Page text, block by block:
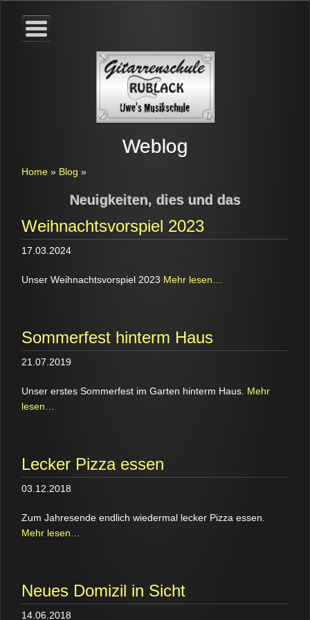
Weblog
Home » Blog »
Neuigkeiten, dies und das
Weihnachtsvorspiel 2023
17.03.2024
Unser Weihnachtsvorspiel 2023 Mehr lesen…
Sommerfest hinterm Haus
21.07.2019
Unser erstes Sommerfest im Garten hinterm Haus. Mehr
lesen…
Lecker Pizza essen
03.12.2018
Zum Jahresende endlich wiedermal lecker Pizza essen.
Mehr lesen…
Neues Domizil in Sicht
14.06.2018